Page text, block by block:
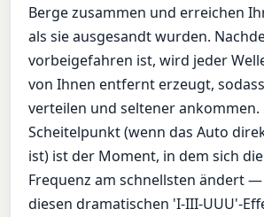
Berge zusammen und erreichen
als sie ausgesandt wurden.
vorbeigefahren ist, wird jeder
von Ihnen entfernt erzeugt,
verteilen und seltener ankommen.
Scheitelpunkt (wenn das Auto
ist) ist der Moment, in dem sich
Frequenz am schnellsten ändert
diesen dramatischen 'I-III-UUU'-